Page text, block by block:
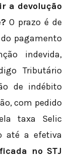
a devolução
O prazo é de
pagamento
indevida,
Tributário
de indébito
com pedido
taxa Selic
até a efetiva
no STJ